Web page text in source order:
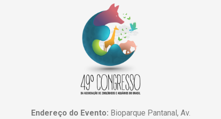
Endereço do Evento: Bioparque Pantanal, Av.